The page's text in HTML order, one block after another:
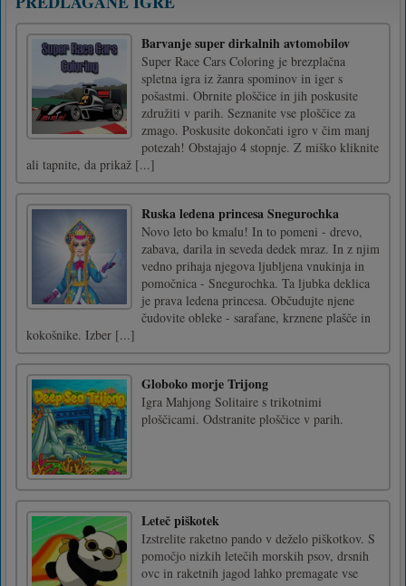
Barvanje super dirkalnih avtomobilov
Super Race Cars Coloring je brezplačna
spletna igra iz žanra spominov in iger s
pošastmi. Obrnite ploščice in jih poskusite
združiti v parih. Seznanite vse ploščice za
zmago. Poskusite dokončati igro v čim manj
potezah! Obstajajo 4 stopnje. Z miško kliknite
ali tapnite, da prikaž [...]
Ruska ledena princesa Snegurochka
Novo leto bo kmalu! In to pomeni - drevo,
zabava, darila in seveda dedek mraz. In z njim
vedno prihaja njegova ljubljena vnukinja in
pomočnica - Snegurochka. Ta ljubka deklica
je prava ledena princesa. Občudujte njene
čudovite obleke - sarafane, krznene plašče in
kokošnike. Izber [...]
Globoko morje Trijong
Igra Mahjong Solitaire s trikotnimi
ploščicami. Odstranite ploščice v parih.
Leteč piškotek
Izstrelite raketno pando v deželo piškotkov. S
pomočjo nizkih letečih morskih psov, drsnih
ovc in raketnih jagod lahko premagate vse